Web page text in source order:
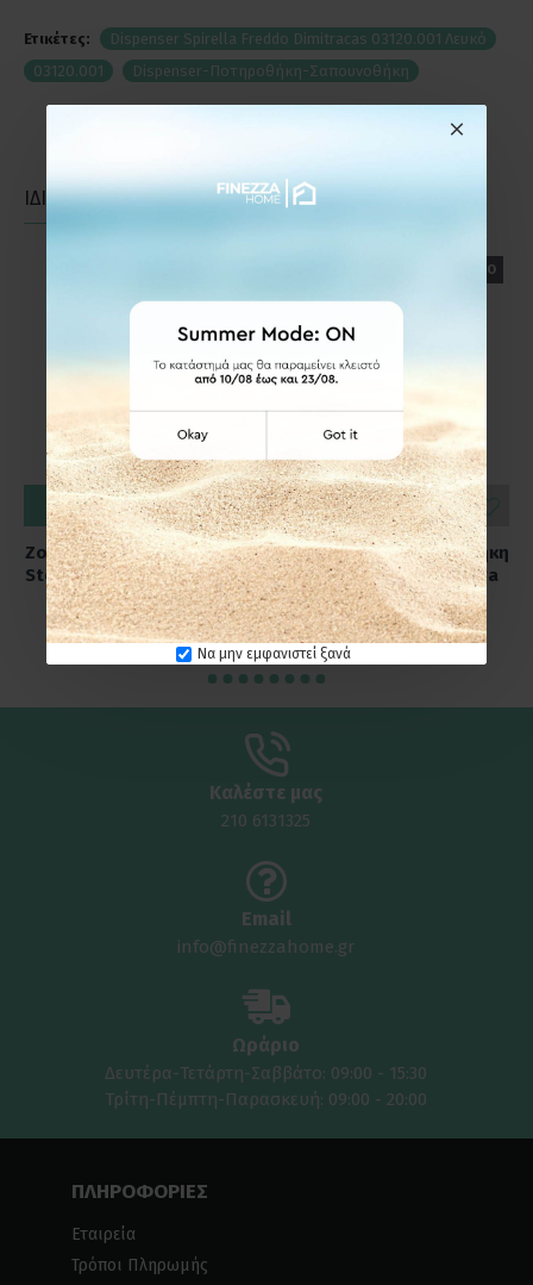
Να μην εμφανιστεί ξανά
Ετικέτες:
Dispenser Spirella Freddo Dimitracas 03120.001 Λευκό
03120.001
Dispenser-Ποτηροθήκη-Σαπουνοθήκη
ΙΔΙΑΣ ΚΑΤΗΓΟΡΙΑΣ ΙΔΙΑΣ ΕΤΑΙΡΕΙΑΣ
Zone Denmark Ποτηροθήκη
Stoneware Ø8,3x10,3 - Ume
Black
24,95€
ΚΑΛΆΘΙ
ΕΤΟΙΜΟΠΑΡΑΔΟΤΟ
Zone Denmark Ποτηροθήκη
Stoneware Ø8x10 - Nova
One Black
24,95€
ΚΑΛΆΘΙ
Καλέστε μας
210 6131325
Email
info@finezzahome.gr
Ωράριο
Δευτέρα-Τετάρτη-Σαββάτο: 09:00 - 15:30
Τρίτη-Πέμπτη-Παρασκευή: 09:00 - 20:00
ΠΛΗΡΟΦΟΡΙΕΣ
Εταιρεία
Τρόποι Πληρωμής